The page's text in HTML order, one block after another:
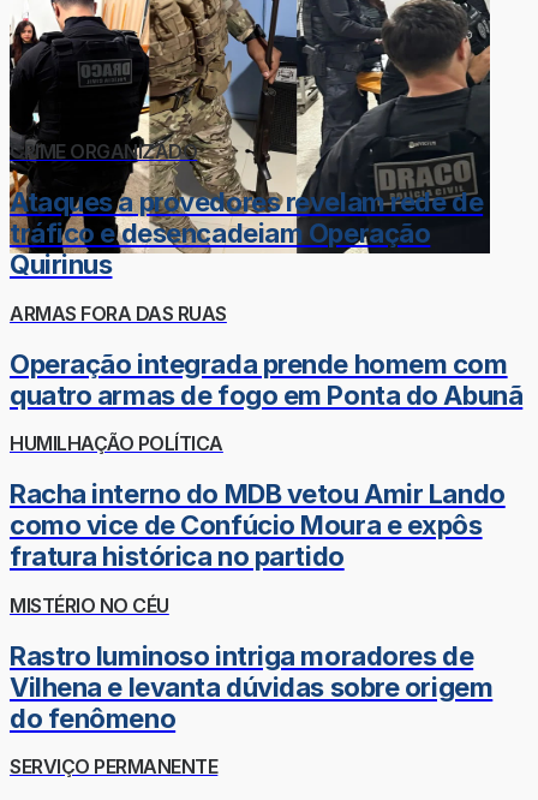
CRIME ORGANIZADO
Ataques a provedores revelam rede de
tráfico e desencadeiam Operação
Quirinus
ARMAS FORA DAS RUAS
Operação integrada prende homem com
quatro armas de fogo em Ponta do Abunã
HUMILHAÇÃO POLÍTICA
Racha interno do MDB vetou Amir Lando
como vice de Confúcio Moura e expôs
fratura histórica no partido
MISTÉRIO NO CÉU
Rastro luminoso intriga moradores de
Vilhena e levanta dúvidas sobre origem
do fenômeno
SERVIÇO PERMANENTE